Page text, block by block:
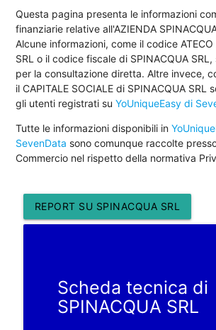
Questa pagina presenta le informazioni
finanziarie relative all'AZIENDA SPINACQUA
Alcune informazioni, come il codice ATECO
SRL o il codice fiscale di SPINACQUA
per la consultazione diretta. Altre invece,
il CAPITALE SOCIALE di SPINACQUA SRL
gli utenti registrati suYoUniqueEasy di
Tutte le informazioni disponibili in
SevenData sono comunque raccolte
Commercio nel rispetto della normativa
REPORT SU SPINACQUA SRL
Scheda tecnica di
SPINACQUA SRL